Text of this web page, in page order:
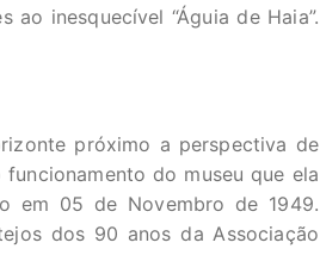
inesquecível “Águia de Haia”.
próximo a perspectiva de
do museu que ela
em 05 de Novembro de 1949.
dos 90 anos da Associação